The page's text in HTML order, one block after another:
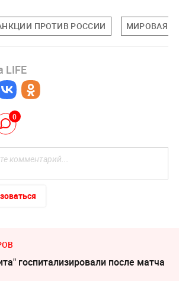
ПРОТИВ РОССИИ МИРОВАЯ
LIFE
0
госпитализировали после матча